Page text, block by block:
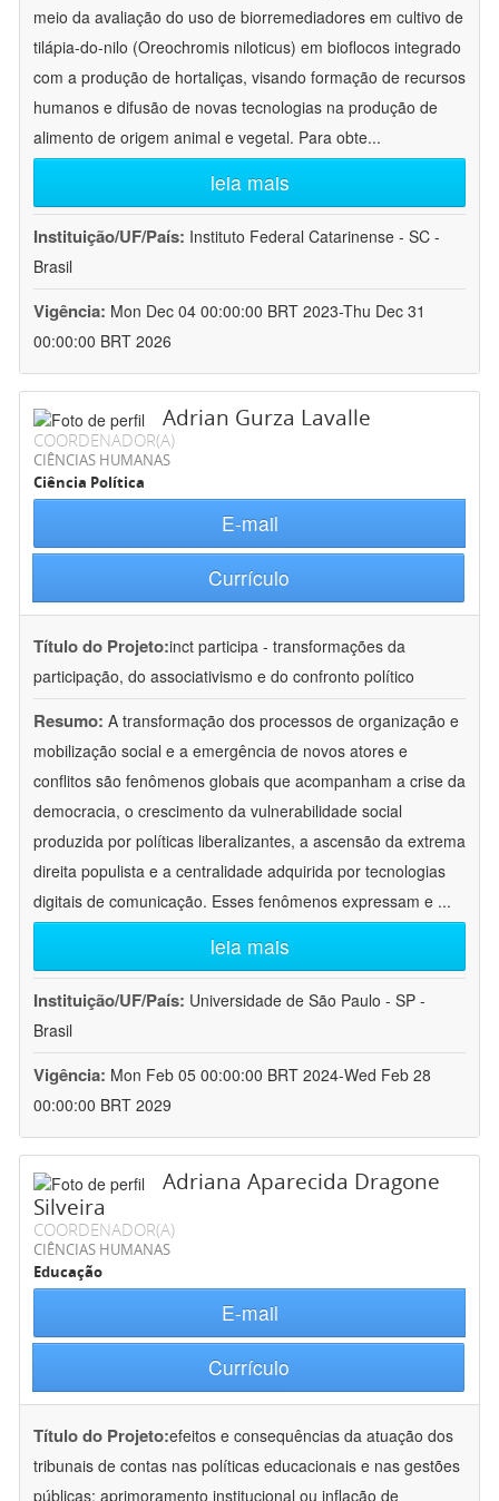
meio da avaliação do uso de biorremediadores em cultivo de
tilápia-do-nilo (Oreochromis niloticus) em bioflocos integrado
com a produção de hortaliças, visando formação de recursos
humanos e difusão de novas tecnologias na produção de
alimento de origem animal e vegetal. Para obte...
leia mais
Instituição/UF/País: Instituto Federal Catarinense - SC -
Brasil
Vigência: Mon Dec 04 00:00:00 BRT 2023-Thu Dec 31
00:00:00 BRT 2026
Adrian Gurza Lavalle
COORDENADOR(A)
CIÊNCIAS HUMANAS
Ciência Política
E-mail
Currículo
Título do Projeto:inct participa - transformações da
participação, do associativismo e do confronto político
Resumo: A transformação dos processos de organização e
mobilização social e a emergência de novos atores e
conflitos são fenômenos globais que acompanham a crise da
democracia, o crescimento da vulnerabilidade social
produzida por políticas liberalizantes, a ascensão da extrema
direita populista e a centralidade adquirida por tecnologias
digitais de comunicação. Esses fenômenos expressam e ...
leia mais
Instituição/UF/País: Universidade de São Paulo - SP -
Brasil
Vigência: Mon Feb 05 00:00:00 BRT 2024-Wed Feb 28
00:00:00 BRT 2029
Adriana Aparecida Dragone
Silveira
COORDENADOR(A)
CIÊNCIAS HUMANAS
Educação
E-mail
Currículo
Título do Projeto:efeitos e consequências da atuação dos
tribunais de contas nas políticas educacionais e nas gestões
públicas: aprimoramento institucional ou inflação de